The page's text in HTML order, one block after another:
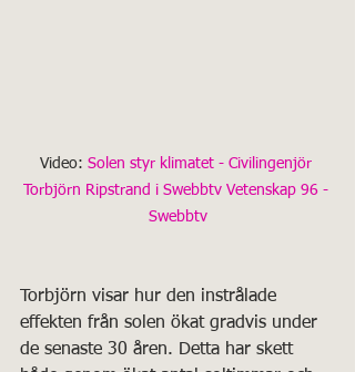
Video: Solen styr klimatet - Civilingenjör
Torbjörn Ripstrand i Swebbtv Vetenskap 96 -
Swebbtv
Torbjörn visar hur den instrålade
effekten från solen ökat gradvis under
de senaste 30 åren. Detta har skett